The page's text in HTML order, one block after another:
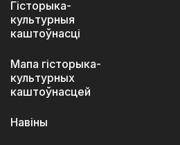
Гісторыка-
культурныя
каштоўнасці
Мапа гісторыка-
культурных
каштоўнасцей
Навіны